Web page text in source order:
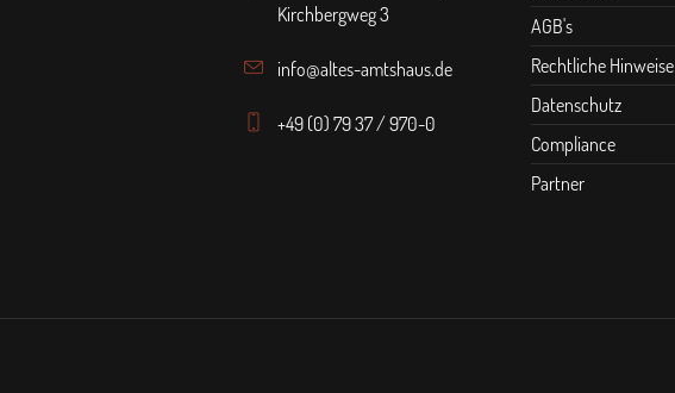
Kirchbergweg 3
info@altes-amtshaus.de
+49 (0) 79 37 / 970-0
AGB's
Rechtliche Hinweise
Datenschutz
Compliance
Partner